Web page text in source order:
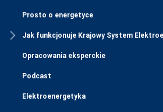
Prosto o energetyce
Jak funkcjonuje Krajowy System
Opracowania eksperckie
Podcast
Elektroenergetyka